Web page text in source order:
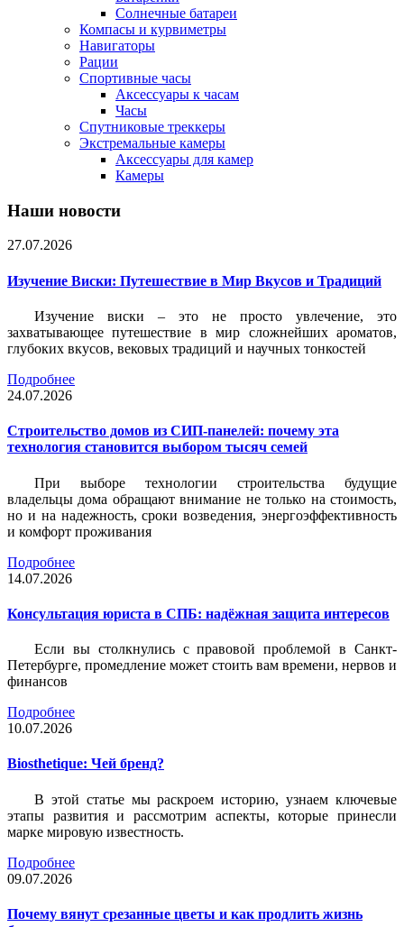
Солнечные батареи
Компасы и курвиметры
Навигаторы
Рации
Спортивные часы
Аксессуары к часам
Часы
Спутниковые треккеры
Экстремальные камеры
Аксессуары для камер
Камеры
Наши новости
27.07.2026
Изучение Виски: Путешествие в Мир Вкусов и Традиций
Изучение виски – это не просто увлечение, это
захватывающее путешествие в мир сложнейших ароматов,
глубоких вкусов, вековых традиций и научных тонкостей
Подробнее
24.07.2026
Строительство домов из СИП-панелей: почему эта
технология становится выбором тысяч семей
При выборе технологии строительства будущие
владельцы дома обращают внимание не только на стоимость,
но и на надежность, сроки возведения, энергоэффективность
и комфорт проживания
Подробнее
14.07.2026
Консультация юриста в СПБ: надёжная защита интересов
Если вы столкнулись с правовой проблемой в Санкт-
Петербурге, промедление может стоить вам времени, нервов и
финансов
Подробнее
10.07.2026
Biosthetique: Чей бренд?
В этой статье мы раскроем историю, узнаем ключевые
этапы развития и рассмотрим аспекты, которые принесли
марке мировую известность.
Подробнее
09.07.2026
Почему вянут срезанные цветы и как продлить жизнь